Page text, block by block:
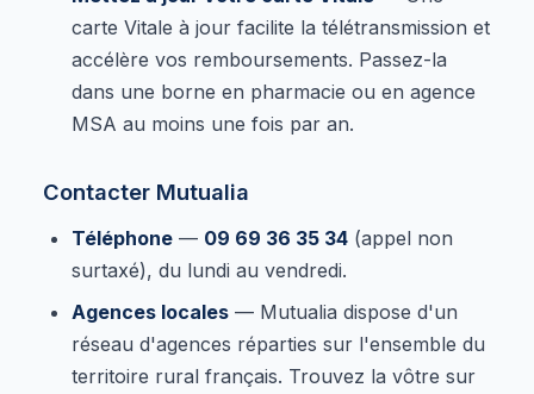
carte Vitale à jour facilite la télétransmission et
accélère vos remboursements. Passez-la
dans une borne en pharmacie ou en agence
MSA au moins une fois par an.
Contacter Mutualia
Téléphone — 09 69 36 35 34 (appel non
surtaxé), du lundi au vendredi.
Agences locales — Mutualia dispose d'un
réseau d'agences réparties sur l'ensemble du
territoire rural français. Trouvez la vôtre sur